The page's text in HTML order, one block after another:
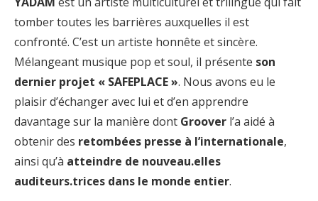
tomber toutes les barrières auxquelles il est
confronté. C’est un artiste honnête et sincère.
Mélangeant musique pop et soul, il présente son
dernier projet « SAFEPLACE ». Nous avons eu le
plaisir d’échanger avec lui et d’en apprendre
davantage sur la manière dont Groover l’a aidé à
obtenir des retombées presse à l’internationale,
ainsi qu’à atteindre de nouveau.elles
auditeurs.trices dans le monde entier.